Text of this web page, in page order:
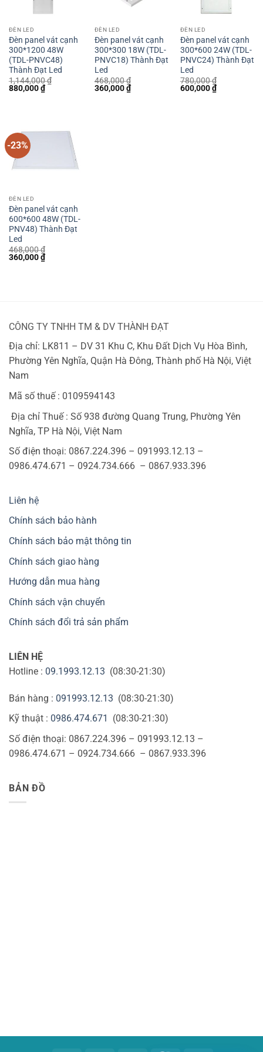
ĐÈN LED
Đèn panel vát cạnh
300*1200 48W
(TDL-PNVC48)
Thành Đạt Led
1,144,000₫
Giá
880,000₫Giá
hiện
ĐÈN LED
Đèn panel vát cạnh
300*300 18W (TDL-
PNVC18) Thành Đạt
Led
468,000₫
Giá
360,000₫Giá
hiện
ĐÈN LED
Đèn panel vát cạnh
300*600 24W (TDL-
PNVC24) Thành Đạt
Led
780,000₫
Giá
600,000₫Giá
hiện
-23%
ĐÈN LED
Đèn panel vát cạnh
600*600 48W (TDL-
PNV48) Thành Đạt
Led
468,000₫
Giá
360,000₫Giá
hiện
CÔNG TY TNHH TM & DV THÀNH ĐẠT
Địa chỉ: LK811 – DV 31 Khu C, Khu Đất Dịch Vụ Hòa Bình,
Phường Yên Nghĩa, Quận Hà Đông, Thành phố Hà Nội, Việt
Nam
Mã số thuế : 0109594143
Địa chỉ Thuế : Số 938 đường Quang Trung, Phường Yên
Nghĩa, TP Hà Nội, Việt Nam
Số điện thoại: 0867.224.396 – 091993.12.13 –
0986.474.671 – 0924.734.666 – 0867.933.396
Liên hệ
Chính sách bảo hành
Chính sách bảo mật thông tin
Chính sách giao hàng
Hướng dẫn mua hàng
Chính sách vận chuyển
Chính sách đổi trả sản phẩm
LIÊN HỆ
Hotline : 09.1993.12.13 (08:30-21:30)
Bán hàng : 091993.12.13 (08:30-21:30)
Kỹ thuật : 0986.474.671
(08:30-21:30)
Số điện thoại: 0867.224.396 – 091993.12.13 –
0986.474.671 – 0924.734.666 – 0867.933.396
BẢN ĐỒ